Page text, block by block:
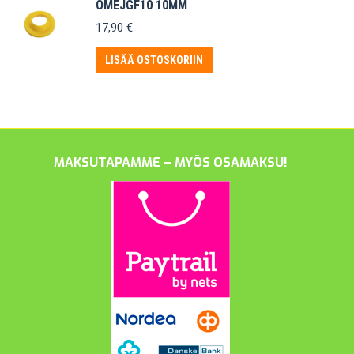
OMEJGF10 10MM
17,90 €
LISÄÄ OSTOSKORIIN
MAKSUTAPAMME – MYÖS OSAMAKSU!